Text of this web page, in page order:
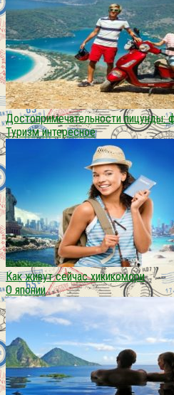
Достопримечательности пицунды:
Туризм интересное
Как живут сейчас хикикомори
О японии